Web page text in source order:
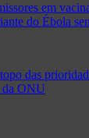
em
do Ébola
das
da ONU